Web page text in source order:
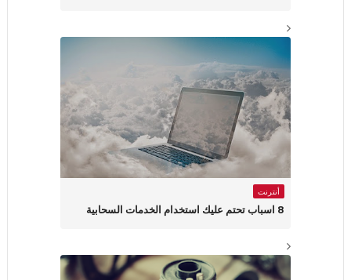
أنترنت
8 اسباب تحتم عليك استخدام الخدمات السحابية